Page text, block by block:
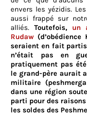
envers les yézidis.
aussi frappé sur
alliés.Toutefois, un
Rudaw
seraient en fait
n’était pas en
pratiquement pas
le grand-père aurait
militaire
dans une région
parti pour des
les soldes des